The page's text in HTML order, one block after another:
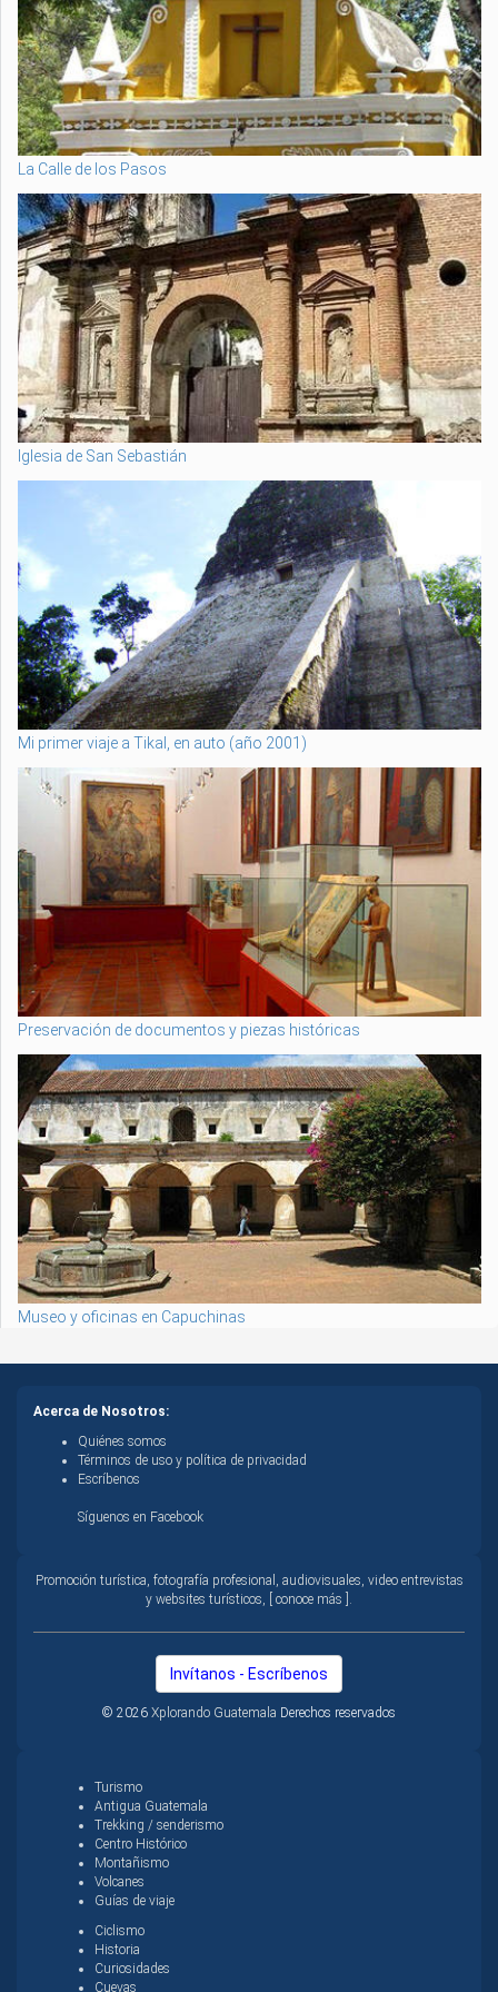
La Calle de los Pasos
Iglesia de San Sebastián
Mi primer viaje a Tikal, en auto (año 2001)
Preservación de documentos y piezas históricas
Museo y oficinas en Capuchinas
Acerca de Nosotros:
Quiénes somos
Términos de uso y política de privacidad
Escríbenos
Síguenos en Facebook
Promoción turística, fotografía profesional, audiovisuales, video entrevistas
y websites turísticos, [ conoce más ].
Invítanos - Escríbenos
© 2026 Xplorando Guatemala Derechos reservados
Turismo
Antigua Guatemala
Trekking / senderismo
Centro Histórico
Montañismo
Volcanes
Guías de viaje
Ciclismo
Historia
Curiosidades
Cuevas